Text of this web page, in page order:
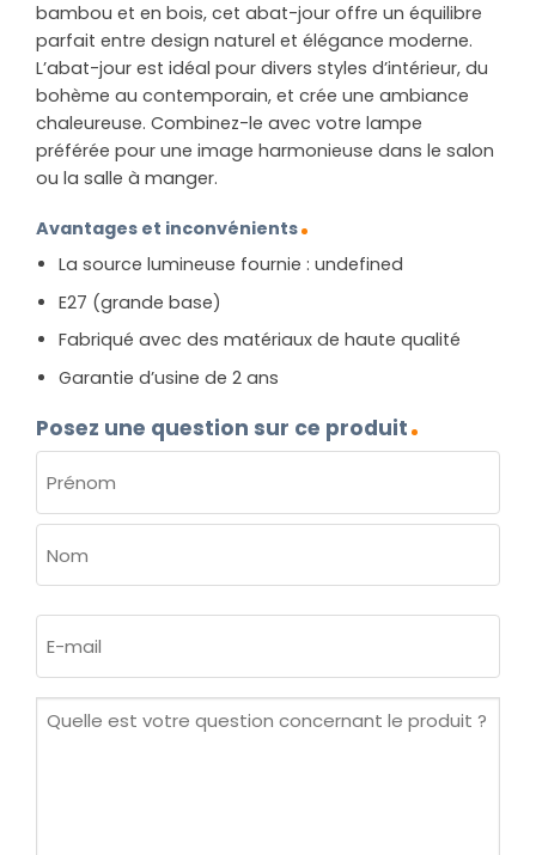
bambou et en bois, cet abat-jour offre un équilibre
parfait entre design naturel et élégance moderne.
L’abat-jour est idéal pour divers styles d’intérieur, du
bohème au contemporain, et crée une ambiance
chaleureuse. Combinez-le avec votre lampe
préférée pour une image harmonieuse dans le salon
ou la salle à manger.
Avantages et inconvénients
La source lumineuse fournie : undefined
E27 (grande base)
Fabriqué avec des matériaux de haute qualité
Garantie d’usine de 2 ans
Posez une question sur ce produit
(NÉCESSAIRE)
Prénom
mail
Quelle